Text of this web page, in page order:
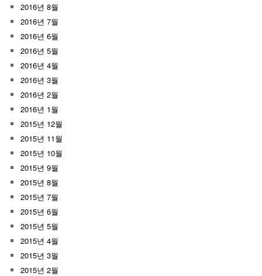
2016년 8월
2016년 7월
2016년 6월
2016년 5월
2016년 4월
2016년 3월
2016년 2월
2016년 1월
2015년 12월
2015년 11월
2015년 10월
2015년 9월
2015년 8월
2015년 7월
2015년 6월
2015년 5월
2015년 4월
2015년 3월
2015년 2월